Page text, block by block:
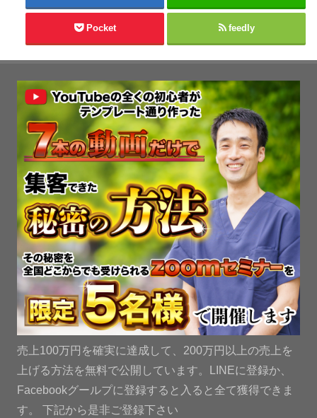
Pocket feedly
売上100万円を確実に達成して、200万円以上の売上を
上げる方法を無料で公開しています。LINEに登録か、
Facebookグールプに登録すると入ると全て獲得できま
す。 下記から是非ご登録下さい